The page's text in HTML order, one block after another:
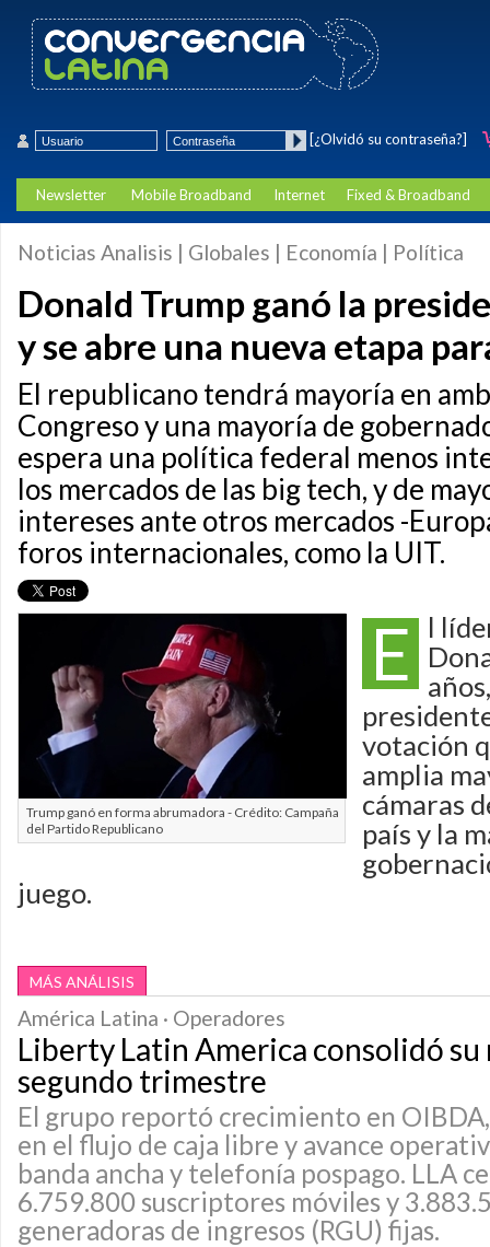
[¿Olvidó su contraseña?]
Newsletter Mobile Broadband Internet Fixed & Broadband
Noticias Analisis | Globales | Economía | Política
Donald Trump ganó la
y se abre una nueva etapa
El republicano tendrá mayoría en
Congreso y una mayoría de
espera una política federal menos
los mercados de las big tech, y de
intereses ante otros mercados -
foros internacionales, como la UIT.
Trump ganó en forma abrumadora - Crédito: Campaña
del Partido Republicano
E
l
votación
amplia
cámaras
país y la
juego.
MÁS ANÁLISIS
América Latina · Operadores
Liberty Latin America consolidó
segundo trimestre
El grupo reportó crecimiento en
en el flujo de caja libre y avance
banda ancha y telefonía pospago. LLA
6.759.800 suscriptores móviles y
generadoras de ingresos (RGU) fijas.